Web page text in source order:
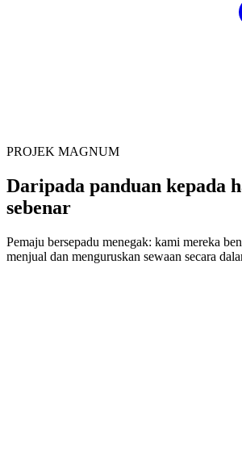
PROJEK MAGNUM
Daripada panduan kepada
sebenar
Pemaju bersepadu menegak: kami mereka
menjual dan menguruskan sewaan secara